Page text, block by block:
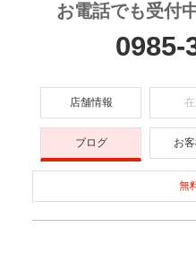
お電話でも受付
0985-
店舗情報
ブログ お
無